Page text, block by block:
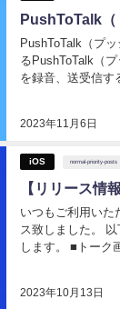
PushToTalk（
2023年11月6日
PushToTalk（プ
るPushToTalk（
を録音、送受信す
iOS normal-priority-posts
【リリース情
2023年10月13日
いつもご利用いた
ス致しました。
します。 ■トーク画面の上部メニューから該当トーク内のメッセージ内容を検索を